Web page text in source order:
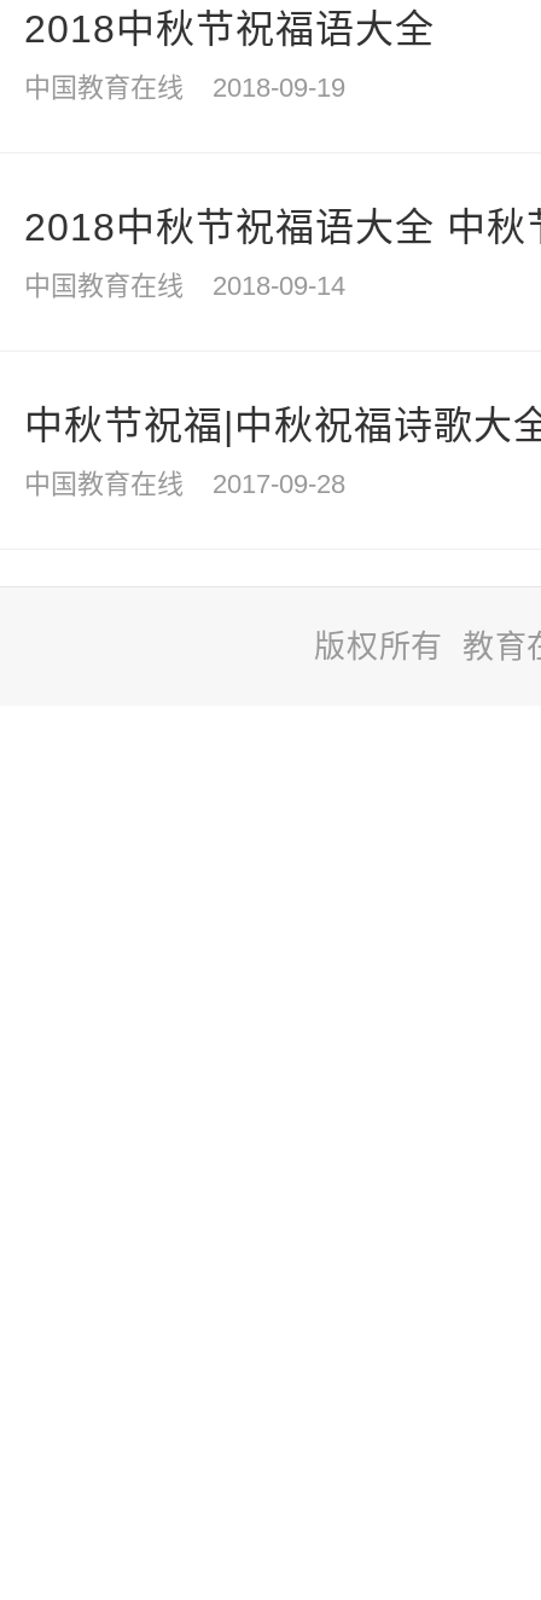
2018中秋节祝福语大全
中国教育在线 2018-09-19
2018中秋节祝福语大全 中
中国教育在线 2018-09-14
中秋节祝福|中秋祝福诗歌大
中国教育在线 2017-09-28
版权所有 教育